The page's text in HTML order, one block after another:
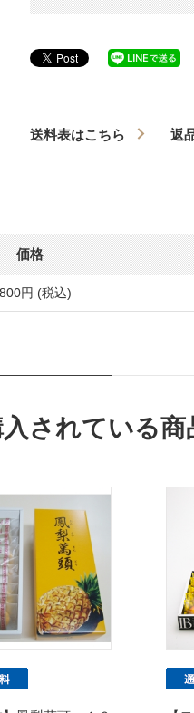
送料表はこちら 返
価格
円 (税込)
されている商